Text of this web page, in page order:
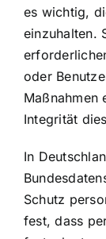
es wichtig,
einzuhalten.
oder
Maßnahmen
Integrität
In
Schutz
fest, dass